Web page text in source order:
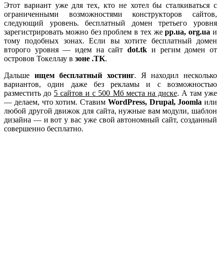
Этот вариант уже для тех, кто не хотел бы сталкиваться с
ограниченными возможностями конструкторов сайтов,
следующий уровень. бесплатный домен третьего уровня
зарегистрировать можно без проблем в тех жеpp.ua, org.ua и
тому подобных зонах. Если вы хотите бесплатный домен
второго уровня — идем на сайтdot.tk и регим домен от
островов Токеллау в зоне .TK.
Дальше ищем бесплатный хостинг. Я находил несколько
вариантов, один даже без рекламы и с возможностью
разместить до 5 сайтов и с 500 Мб места на диске. А там уже
— делаем, что хотим. Ставим WordPress, Drupal, Joomla или
любой другой движок для сайта, нужные вам модули, шаблон
дизайна — и вот у вас уже свой автономный сайт, созданный
совершенно бесплатно.